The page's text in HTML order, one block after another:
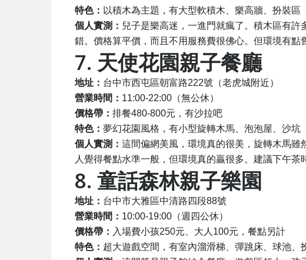
特色： 以積木為主題，有大型軟積木、樂高牆、扮裝區
個人實測： 兒子是樂高迷，一進門就瘋了。積木區有
錯。價格算平價，而且不用服務費很佛心。但環境有點
7. 天使花園親子餐廳
地址： 台中市西屯區朝富路222號（老虎城附近）
營業時間： 11:00-22:00（無公休）
價格帶： 排餐480-800元，有沙拉吧
特色： 夢幻花園風格，有小型旋轉木馬、泡泡屋、沙坑
個人實測： 這間偏網美風，環境真的很美，旋轉木馬
人覺得餐點水準一般，但環境真的贏很多。建議下午茶
8. 童話森林親子樂園
地址： 台中市大雅區中清路四段88號
營業時間： 10:00-19:00（週四公休）
價格帶： 入場費小孩250元、大人100元，餐點另計
特色： 超大遊戲空間，有室內溜滑梯、彈跳床、球池、